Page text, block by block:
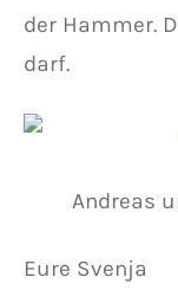
der Hammer.
darf.
Andreas
Eure Svenja